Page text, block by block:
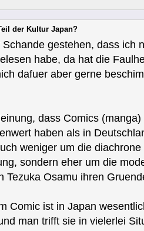
der Kultur Japan?
gestehen, dass ich
habe, da hat die
dafuer aber gerne
dass Comics (manga)
haben als in
weniger um die diachrone
sondern eher um die
Tezuka Osamu ihren
Comic ist in Japan
man trifft sie in vielerlei